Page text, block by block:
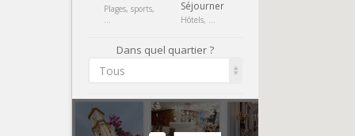
Plages, sports,
...
Séjourner
Hôtels, ...
Dans quel quartier ?
Tous